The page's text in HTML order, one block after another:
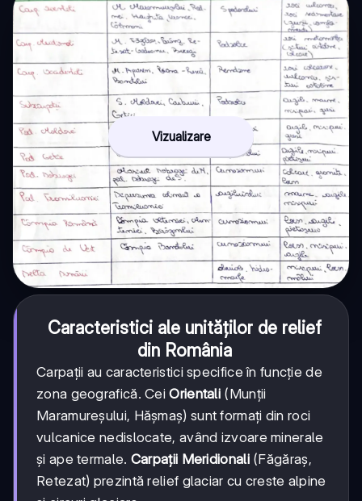
Vizualizare
Caracteristici ale unităților de relief
din România
Carpații au caracteristici specifice în funcție de
zona geografică. CeiOrientali (Munții
Maramureșului, Hășmaș) sunt formați din roci
vulcanice nedislocate, având izvoare minerale
și ape termale. Carpații Meridionali(Făgăraș,
Retezat) prezintă relief glaciar cu creste alpine